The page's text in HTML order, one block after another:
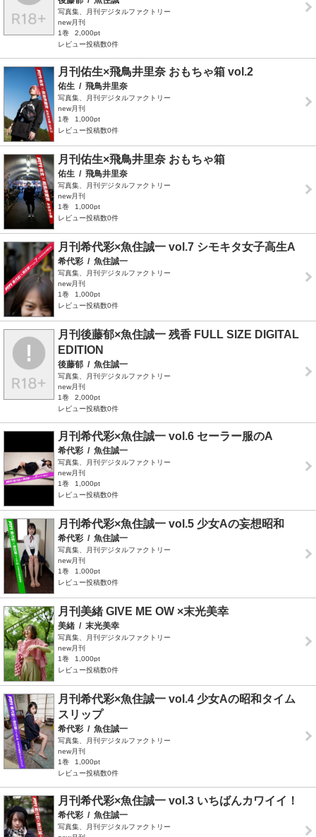
写真集、月刊デジタルファクトリー
new月刊
1巻
2,000pt
レビュー投稿数0件
月刊佑生×飛鳥井里奈 おもちゃ箱 vol.2
佑生 / 飛鳥井里奈
写真集、月刊デジタルファクトリー
new月刊
1巻
1,000pt
レビュー投稿数0件
月刊佑生×飛鳥井里奈 おもちゃ箱
佑生 / 飛鳥井里奈
写真集、月刊デジタルファクトリー
new月刊
1巻
1,000pt
レビュー投稿数0件
月刊希代彩×魚住誠一 vol.7 シモキタ女子高生A
希代彩 / 魚住誠一
写真集、月刊デジタルファクトリー
new月刊
1巻
1,000pt
レビュー投稿数0件
月刊後藤郁×魚住誠一 残香 FULL SIZE DIGITAL
EDITION
後藤郁 / 魚住誠一
写真集、月刊デジタルファクトリー
new月刊
1巻
2,000pt
レビュー投稿数0件
月刊希代彩×魚住誠一 vol.6 セーラー服のA
希代彩 / 魚住誠一
写真集、月刊デジタルファクトリー
new月刊
1巻
1,000pt
レビュー投稿数0件
月刊希代彩×魚住誠一 vol.5 少女Aの妄想昭和
希代彩 / 魚住誠一
写真集、月刊デジタルファクトリー
new月刊
1巻
1,000pt
レビュー投稿数0件
月刊美緒 GIVE ME OW ×末光美幸
美緒 / 末光美幸
写真集、月刊デジタルファクトリー
new月刊
1巻
1,000pt
レビュー投稿数0件
月刊希代彩×魚住誠一 vol.4 少女Aの昭和タイム
スリップ
希代彩 / 魚住誠一
写真集、月刊デジタルファクトリー
new月刊
1巻
1,000pt
レビュー投稿数0件
月刊希代彩×魚住誠一 vol.3 いちばんカワイイ！
希代彩 / 魚住誠一
写真集、月刊デジタルファクトリー